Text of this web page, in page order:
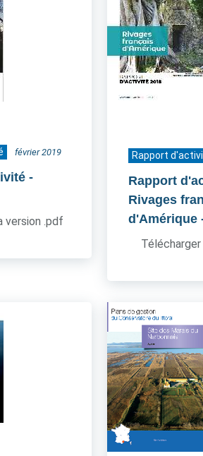
février 2019
-
version .pdf
Rapport
Rapport
Rivages
d'Amérique